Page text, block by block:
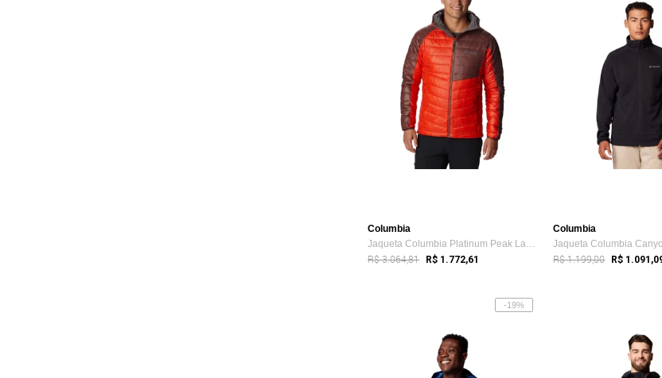
Columbia
Jaqueta Columbia Platinum Peak Laranja Masculino
R$ 3.064,81 R$ 1.772,61
Columbia
R$ 1.199,00 R$
-19%